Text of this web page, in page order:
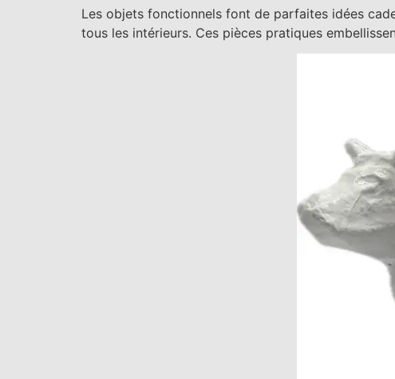
Les objets fonctionnels font de parfaites idées
tous les intérieurs. Ces pièces pratiques